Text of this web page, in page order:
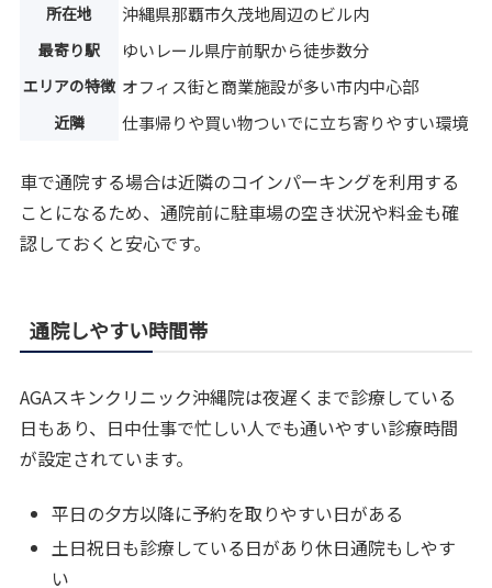
所在地 沖縄県那覇市久茂地周辺のビル内
最寄り駅 ゆいレール県庁前駅から徒歩数分
エリアの特徴 オフィス街と商業施設が多い市内中心部
近隣 仕事帰りや買い物ついでに立ち寄りやすい環境
車で通院する場合は近隣のコインパーキングを利用する
ことになるため、通院前に駐車場の空き状況や料金も確
認しておくと安心です。
通院しやすい時間帯
AGAスキンクリニック沖縄院は夜遅くまで診療している
日もあり、日中仕事で忙しい人でも通いやすい診療時間
が設定されています。
平日の夕方以降に予約を取りやすい日がある
土日祝日も診療している日があり休日通院もしやす
い